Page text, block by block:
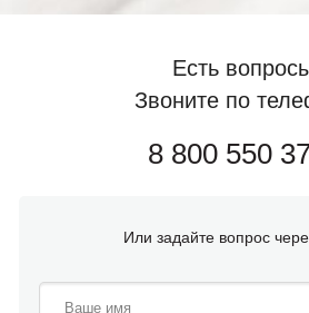
Есть
Звоните по
8 800 550
Или задайте вопрос